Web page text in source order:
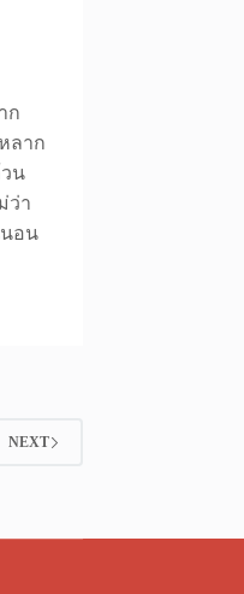
ก
ลาก
น
ว่า
นอน
NEXT